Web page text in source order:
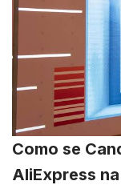
Como se
AliExpress